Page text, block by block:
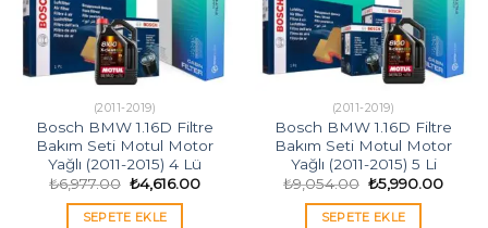
(2011-2019)
Bosch BMW 1.16D Filtre
Bakım Seti Motul Motor
Yağlı (2011-2015) 4 Lü
₺6,977.00 Orijinal
fiyat:
₺6,977.00.
₺4,616.00Şu
SEPETE EKLE
(2011-2019)
Bosch BMW 1.16D Filtre
Bakım Seti Motul Motor
Yağlı (2011-2015) 5 Li
₺9,054.00 Orijinal
fiyat:
₺9,054.00.
₺5,990.00Şu
SEPETE EKLE